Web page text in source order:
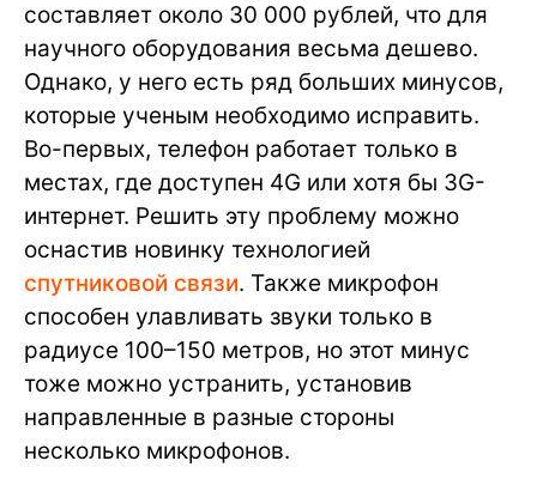
составляет около 30 000 рублей, что для
научного оборудования весьма дешево.
Однако, у него есть ряд больших минусов,
которые ученым необходимо исправить.
Во-первых, телефон работает только в
местах, где доступен 4G или хотя бы 3G-
интернет. Решить эту проблему можно
оснастив новинку технологией
спутниковой связи. Также микрофон
способен улавливать звуки только в
радиусе 100–150 метров, но этот минус
тоже можно устранить, установив
направленные в разные стороны
несколько микрофонов.